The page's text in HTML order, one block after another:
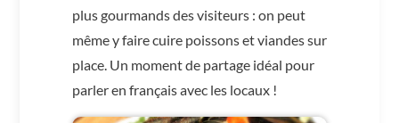
plus gourmands des visiteurs : on peut
même y faire cuire poissons et viandes sur
place. Un moment de partage idéal pour
parler en français avec les locaux !